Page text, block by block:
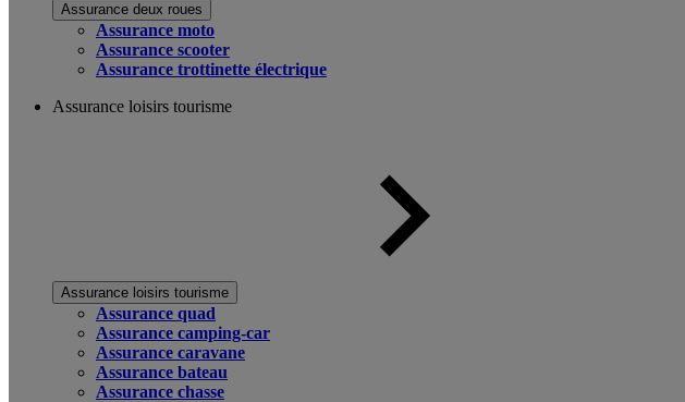
Assurance deux roues
Assurance moto
Assurance scooter
Assurance trottinette électrique
Assurance loisirs tourisme
Assurance loisirs tourisme
Assurance quad
Assurance camping-car
Assurance caravane
Assurance bateau
Assurance chasse